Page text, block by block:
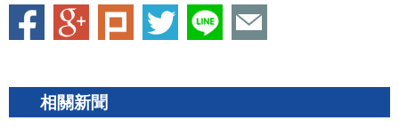
相關新聞